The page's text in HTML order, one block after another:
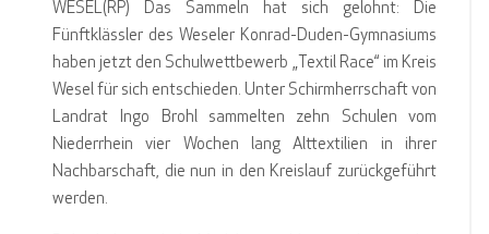
WESEL(RP) Das Sammeln hat sich gelohnt: Die
Fünftklässler des Weseler Konrad-Duden-Gymnasiums
haben jetzt den Schulwettbewerb „Textil Race“ im Kreis
Wesel für sich entschieden. Unter Schirmherrschaft von
Landrat Ingo Brohl sammelten zehn Schulen vom
Niederrhein vier Wochen lang Alttextilien in ihrer
Nachbarschaft, die nun in den Kreislauf zurückgeführt
werden.